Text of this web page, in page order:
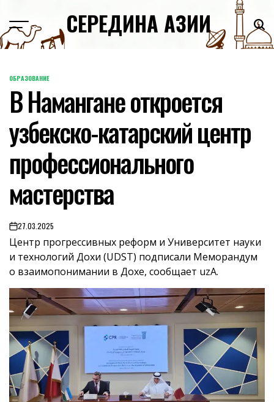
content
СЕРЕДИНА АЗИИ
POSTED
IN
ОБРАЗОВАНИЕ
В Намангане откроется
узбекско-катарский центр
профессионального
мастерства
on27.03.2025
Центр прогрессивных реформ и Университет науки
и технологий Дохи (UDST) подписали Меморандум
о взаимопонимании в Дохе, сообщает uzA.